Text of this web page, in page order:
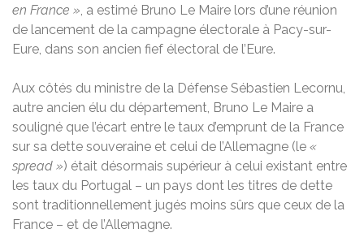
en France », a estimé Bruno Le Maire lors d’une réunion
de lancement de la campagne électorale à Pacy-sur-
Eure, dans son ancien fief électoral de l’Eure.
Aux côtés du ministre de la Défense Sébastien Lecornu,
autre ancien élu du département, Bruno Le Maire a
souligné que l’écart entre le taux d’emprunt de la France
sur sa dette souveraine et celui de l’Allemagne (le «
spread ») était désormais supérieur à celui existant entre
les taux du Portugal – un pays dont les titres de dette
sont traditionnellement jugés moins sûrs que ceux de la
France – et de l’Allemagne.